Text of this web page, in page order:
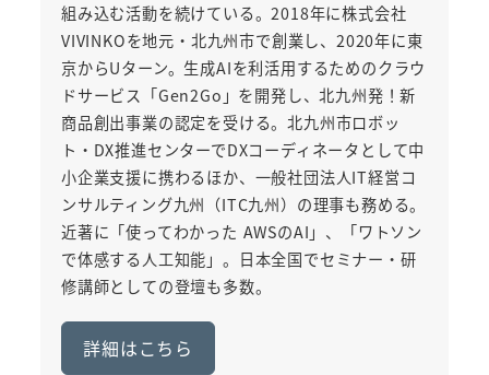
組み込む活動を続けている。2018年に株式会社
VIVINKOを地元・北九州市で創業し、2020年に東
京からUターン。生成AIを利活用するためのクラウ
ドサービス「Gen2Go」を開発し、北九州発！新
商品創出事業の認定を受ける。北九州市ロボッ
ト・DX推進センターでDXコーディネータとして中
小企業支援に携わるほか、一般社団法人IT経営コ
ンサルティング九州（ITC九州）の理事も務める。
近著に「使ってわかった AWSのAI」、「ワトソン
で体感する人工知能」。日本全国でセミナー・研
修講師としての登壇も多数。
詳細はこちら